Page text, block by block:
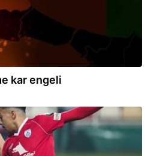
kar engeli